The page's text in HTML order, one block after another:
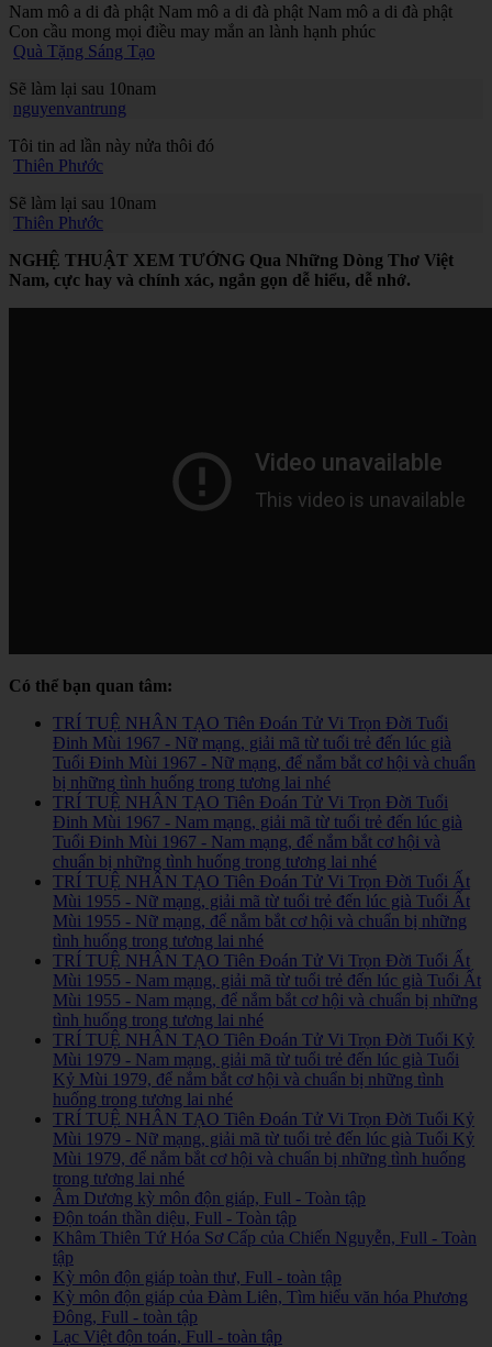
Nam mô a di đà phật Nam mô a di đà phật Nam mô a di đà phật
Con cầu mong mọi điều may mắn an lành hạnh phúc
Quà Tặng Sáng Tạo
Sẽ làm lại sau 10nam
nguyenvantrung
Tôi tin ad lần này nửa thôi đó
Thiên Phước
Sẽ làm lại sau 10nam
Thiên Phước
NGHỆ THUẬT XEM TƯỚNG Qua Những Dòng Thơ Việt
Nam, cực hay và chính xác, ngắn gọn dễ hiểu, dễ nhớ.
Có thể bạn quan tâm:
TRÍ TUỆ NHÂN TẠO Tiên Đoán Tử Vi Trọn Đời Tuổi
Đinh Mùi 1967 - Nữ mạng, giải mã từ tuổi trẻ đến lúc già
Tuổi Đinh Mùi 1967 - Nữ mạng, để nắm bắt cơ hội và chuẩn
bị những tình huống trong tương lai nhé
TRÍ TUỆ NHÂN TẠO Tiên Đoán Tử Vi Trọn Đời Tuổi
Đinh Mùi 1967 - Nam mạng, giải mã từ tuổi trẻ đến lúc già
Tuổi Đinh Mùi 1967 - Nam mạng, để nắm bắt cơ hội và
chuẩn bị những tình huống trong tương lai nhé
TRÍ TUỆ NHÂN TẠO Tiên Đoán Tử Vi Trọn Đời Tuổi Ất
Mùi 1955 - Nữ mạng, giải mã từ tuổi trẻ đến lúc già Tuổi Ất
Mùi 1955 - Nữ mạng, để nắm bắt cơ hội và chuẩn bị những
tình huống trong tương lai nhé
TRÍ TUỆ NHÂN TẠO Tiên Đoán Tử Vi Trọn Đời Tuổi Ất
Mùi 1955 - Nam mạng, giải mã từ tuổi trẻ đến lúc già Tuổi Ất
Mùi 1955 - Nam mạng, để nắm bắt cơ hội và chuẩn bị những
tình huống trong tương lai nhé
TRÍ TUỆ NHÂN TẠO Tiên Đoán Tử Vi Trọn Đời Tuổi Kỷ
Mùi 1979 - Nam mạng, giải mã từ tuổi trẻ đến lúc già Tuổi
Kỷ Mùi 1979, để nắm bắt cơ hội và chuẩn bị những tình
huống trong tương lai nhé
TRÍ TUỆ NHÂN TẠO Tiên Đoán Tử Vi Trọn Đời Tuổi Kỷ
Mùi 1979 - Nữ mạng, giải mã từ tuổi trẻ đến lúc già Tuổi Kỷ
Mùi 1979, để nắm bắt cơ hội và chuẩn bị những tình huống
trong tương lai nhé
Âm Dương kỳ môn độn giáp, Full - Toàn tập
Độn toán thần diệu, Full - Toàn tập
Khâm Thiên Tứ Hóa Sơ Cấp của Chiến Nguyễn, Full - Toàn
tập
Kỳ môn độn giáp toàn thư, Full - toàn tập
Kỳ môn độn giáp của Đàm Liên, Tìm hiểu văn hóa Phương
Đông, Full - toàn tập
Lạc Việt độn toán, Full - toàn tập